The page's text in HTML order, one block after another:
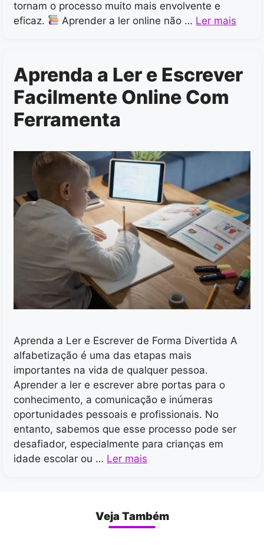
tornam o processo muito mais envolvente e
eficaz.
Aprender a ler online não … Ler mais
Aprenda a Ler e Escrever
Facilmente Online Com
Ferramenta
Aprenda a Ler e Escrever de Forma Divertida A
alfabetização é uma das etapas mais
importantes na vida de qualquer pessoa.
Aprender a ler e escrever abre portas para o
conhecimento, a comunicação e inúmeras
oportunidades pessoais e profissionais. No
entanto, sabemos que esse processo pode ser
desafiador, especialmente para crianças em
idade escolar ou … Ler mais
Veja Também